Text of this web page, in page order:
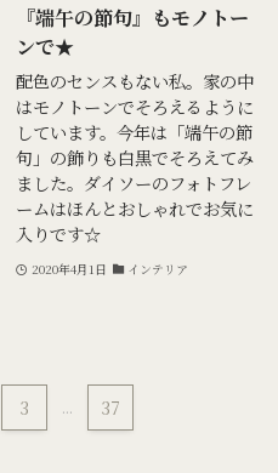
『端午の節句』もモノトー
ンで★
配色のセンスもない私。家の中
はモノトーンでそろえるように
しています。今年は「端午の節
句」の飾りも白黒でそろえてみ
ました。ダイソーのフォトフレ
ームはほんとおしゃれでお気に
入りです☆
2020年4月1日 インテリア
3 ... 37